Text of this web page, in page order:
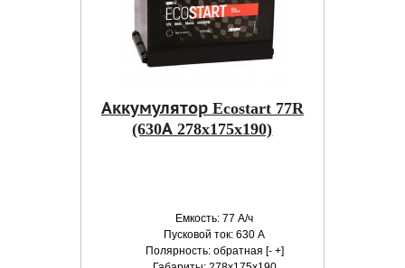
Аккумулятор Ecostart 77R
(630А 278x175x190)
Емкость: 77 А/ч
Пусковой ток: 630 А
Полярность: обратная [- +]